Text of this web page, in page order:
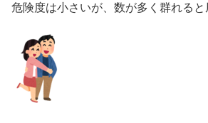
危険度は小さいが、数が多く群れると